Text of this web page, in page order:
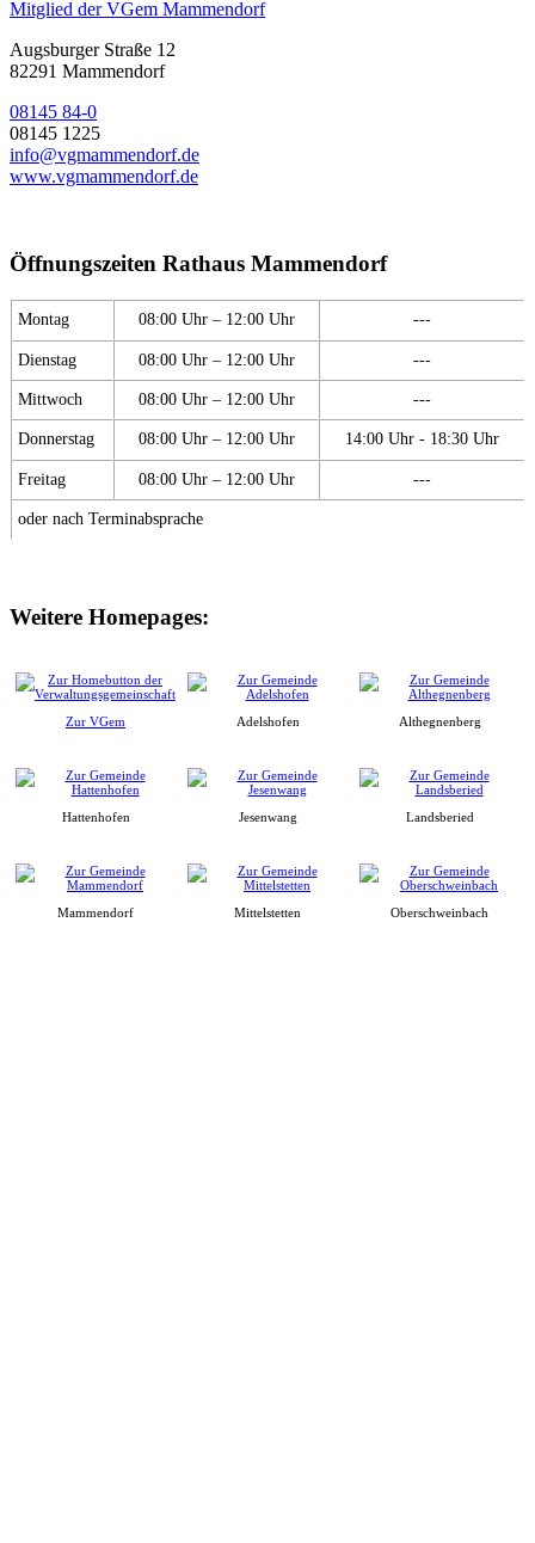
Mitglied der VGem Mammendorf
Augsburger Straße 12
82291 Mammendorf
08145 84-0
08145 1225
info@vgmammendorf.de
www.vgmammendorf.de
Öffnungszeiten Rathaus Mammendorf
Montag 08:00 Uhr – 12:00 Uhr ---
Dienstag 08:00 Uhr – 12:00 Uhr ---
Mittwoch 08:00 Uhr – 12:00 Uhr ---
Donnerstag 08:00 Uhr – 12:00 Uhr 14:00 Uhr - 18:30 Uhr
Freitag 08:00 Uhr – 12:00 Uhr ---
oder nach Terminabsprache
Weitere Homepages:
Zur VGem Adelshofen Althegnenberg
Hattenhofen Jesenwang Landsberied
Mammendorf Mittelstetten Oberschweinbach